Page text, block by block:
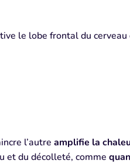
le lobe frontal du cerveau
l’autre amplifie la
et du décolleté, comme